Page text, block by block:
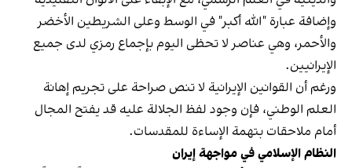
وإضافة عبارة "الله أكبر" في الوسط وعلى الشريطين الأخضر
والأحمر، وهي عناصر لا تحظى اليوم بإجماع رمزي لدى جميع
الإيرانيين.
ورغم أن القوانين الإيرانية لا تنص صراحة على تجريم إهانة
العلم الوطني، فإن وجود لفظ الجلالة عليه قد يفتح المجال
أمام ملاحقات بتهمة الإساءة للمقدسات.
النظام الإسلامي في مواجهة إيران